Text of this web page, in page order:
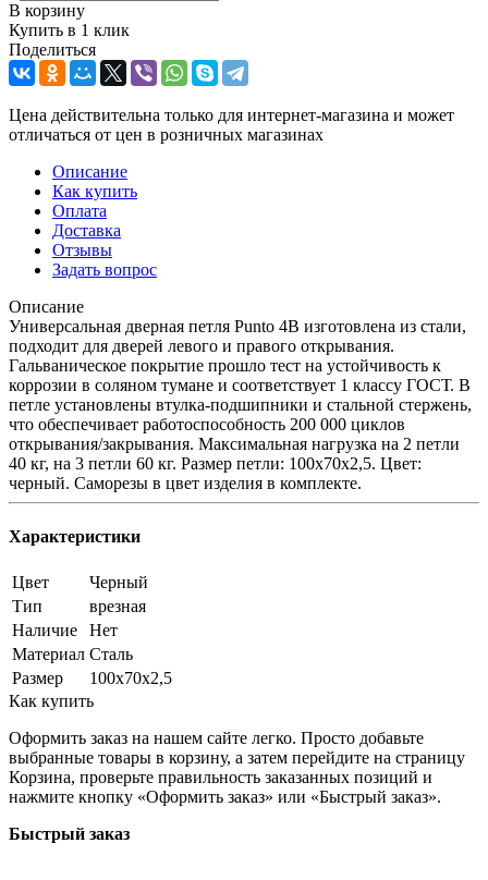
В корзину
Купить в 1 клик
Поделиться
Цена действительна только для интернет-магазина и может
отличаться от цен в розничных магазинах
Описание
Как купить
Оплата
Доставка
Отзывы
Задать вопрос
Описание
Универсальная дверная петля Punto 4B изготовлена из стали,
подходит для дверей левого и правого открывания.
Гальваническое покрытие прошло тест на устойчивость к
коррозии в соляном тумане и соответствует 1 классу ГОСТ. В
петле установлены втулка-подшипники и стальной стержень,
что обеспечивает работоспособность 200 000 циклов
открывания/закрывания. Максимальная нагрузка на 2 петли
40 кг, на 3 петли 60 кг. Размер петли: 100x70x2,5. Цвет:
черный. Саморезы в цвет изделия в комплекте.
Характеристики
Цвет
Черный
Тип
врезная
Наличие
Нет
Материал Сталь
Размер
100х70х2,5
Как купить
Оформить заказ на нашем сайте легко. Просто добавьте
выбранные товары в корзину, а затем перейдите на страницу
Корзина, проверьте правильность заказанных позиций и
нажмите кнопку «Оформить заказ» или «Быстрый заказ».
Быстрый заказ